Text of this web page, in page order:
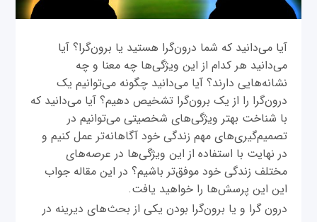
آیا می‌دانید که شما درون‌گرا هستید یا برون‌گرا؟ آیا
می‌دانید هر کدام از این ویژگی‌ها چه معنا و چه
نشانه‌هایی دارند؟ آیا می‌دانید چگونه می‌توانیم یک
درون‌گرا را از یک برون‌گرا تشخیص دهیم؟ آیا می‌دانید که
با شناخت بهتر ویژگی‌های شخصیتی می‌توانیم در
تصمیم‌گیری‌های مهم زندگی خود آگاهانه‌تر عمل کنیم و
در نهایت با استفاده از این ویژگی‌ها در عرصه‌های
مختلف زندگی خود موفق‌تر باشیم؟ در این مقاله جواب
این این پرسش‌ها را خواهید یافت.
درون گرا و یا برون‌گرا بودن یکی از بحث‌های دیرینه در